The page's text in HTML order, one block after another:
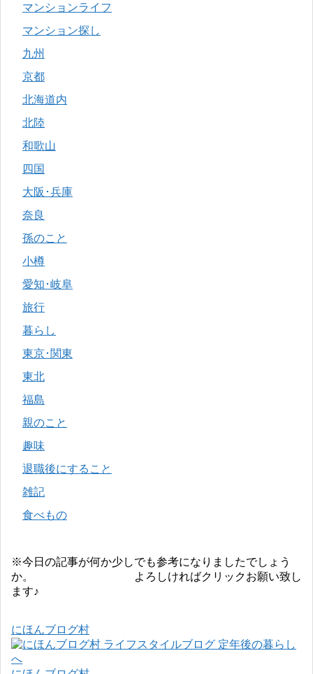
マンションライフ
マンション探し
九州
京都
北海道内
北陸
和歌山
四国
大阪･兵庫
奈良
孫のこと
小樽
愛知･岐阜
旅行
暮らし
東京･関東
東北
福島
親のこと
趣味
退職後にすること
雑記
食べもの
※今日の記事が何か少しでも参考になりましたでしょう
か。 よろしければクリックお願い致し
ます♪
にほんブログ村